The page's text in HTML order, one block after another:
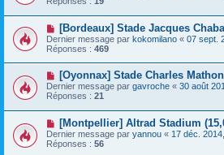
[Bordeaux] Stade Jacques
Dernier message par kokomilano « 07 sept.
Réponses : 469
[Oyonnax] Stade Charles
Dernier message par gavroche « 30 août
Réponses : 21
[Montpellier] Altrad Stadium
Dernier message par yannou « 17 déc.
Réponses : 56